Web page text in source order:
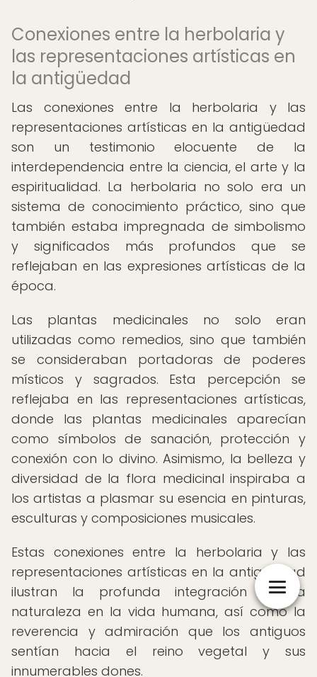
Conexiones entre la herbolaria y
las representaciones artísticas en
la antigüedad
Las conexiones entre la herbolaria y las
representaciones artísticas en la antigüedad
son un testimonio elocuente de la
interdependencia entre la ciencia, el arte y la
espiritualidad. La herbolaria no solo era un
sistema de conocimiento práctico, sino que
también estaba impregnada de simbolismo
y significados más profundos que se
reflejaban en las expresiones artísticas de la
época.
Las plantas medicinales no solo eran
utilizadas como remedios, sino que también
se consideraban portadoras de poderes
místicos y sagrados. Esta percepción se
reflejaba en las representaciones artísticas,
donde las plantas medicinales aparecían
como símbolos de sanación, protección y
conexión con lo divino. Asimismo, la belleza y
diversidad de la flora medicinal inspiraba a
los artistas a plasmar su esencia en pinturas,
esculturas y composiciones musicales.
Estas conexiones entre la herbolaria y las
representaciones artísticas en la antigüedad
ilustran la profunda integración de la
naturaleza en la vida humana, así como la
reverencia y admiración que los antiguos
sentían hacia el reino vegetal y sus
innumerables dones.